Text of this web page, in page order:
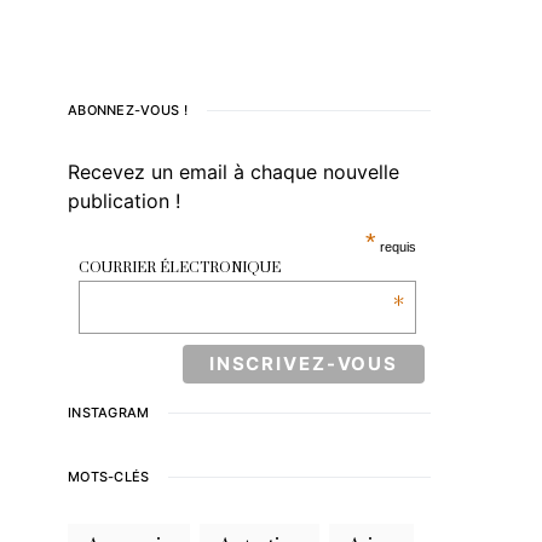
ABONNEZ-VOUS !
Recevez un email à chaque nouvelle
publication !
* requis
COURRIER ÉLECTRONIQUE
*
INSTAGRAM
MOTS-CLÉS